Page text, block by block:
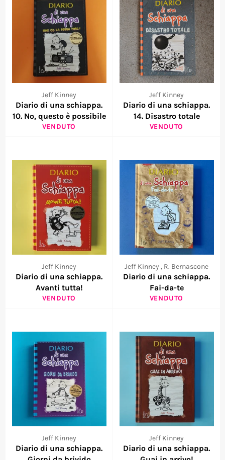
Jeff Kinney
Diario di una schiappa.
10. No, questo è possibile
VENDUTO
Jeff Kinney
Diario di una schiappa.
14. Disastro totale
VENDUTO
Jeff Kinney
Diario di una schiappa.
Avanti tutta!
VENDUTO
Jeff Kinney , R. Bernascone
Diario di una schiappa.
Fai-da-te
VENDUTO
Jeff Kinney
Diario di una schiappa.
Jeff Kinney
Diario di una schiappa.